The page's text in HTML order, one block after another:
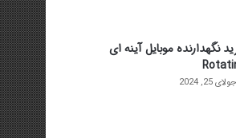
نگهدارنده موبایل آینه ای
جولای 25, 2024